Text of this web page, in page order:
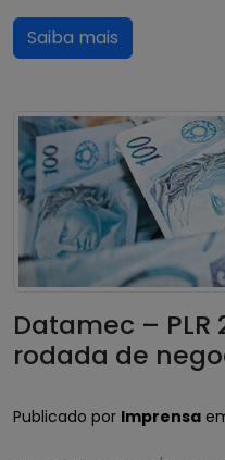
Saiba mais
Datamec – PLR
rodada de
Publicado por Imprensa